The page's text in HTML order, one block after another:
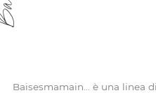
Baisesmamain… è una linea